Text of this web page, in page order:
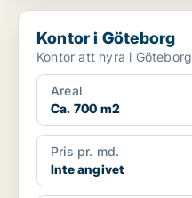
Kontor i Göteborg
Kontor i Göteborg
Kontor att hyra i Göteborg
Areal
Ca. 700 m2
Pris pr. md.
Inte angivet